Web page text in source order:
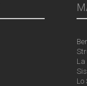
La
Lo